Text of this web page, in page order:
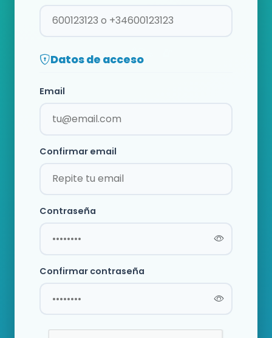
Datos de acceso
Email
Confirmar email
Contraseña
Confirmar contraseña